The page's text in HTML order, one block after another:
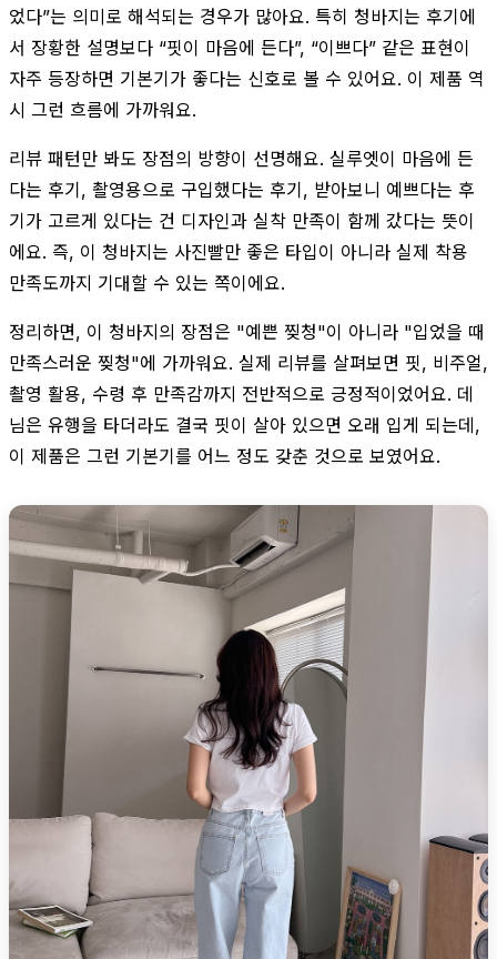
었다”는 의미로 해석되는 경우가 많아요. 특히 청바지는 후기에
서 장황한 설명보다 “핏이 마음에 든다”, “이쁘다” 같은 표현이
자주 등장하면 기본기가 좋다는 신호로 볼 수 있어요. 이 제품 역
시 그런 흐름에 가까워요.
리뷰 패턴만 봐도 장점의 방향이 선명해요. 실루엣이 마음에 든
다는 후기, 촬영용으로 구입했다는 후기, 받아보니 예쁘다는 후
기가 고르게 있다는 건 디자인과 실착 만족이 함께 갔다는 뜻이
에요. 즉, 이 청바지는 사진빨만 좋은 타입이 아니라 실제 착용
만족도까지 기대할 수 있는 쪽이에요.
정리하면, 이 청바지의 장점은 "예쁜 찢청"이 아니라 "입었을 때
만족스러운 찢청"에 가까워요. 실제 리뷰를 살펴보면 핏, 비주얼,
촬영 활용, 수령 후 만족감까지 전반적으로 긍정적이었어요. 데
님은 유행을 타더라도 결국 핏이 살아 있으면 오래 입게 되는데,
이 제품은 그런 기본기를 어느 정도 갖춘 것으로 보였어요.